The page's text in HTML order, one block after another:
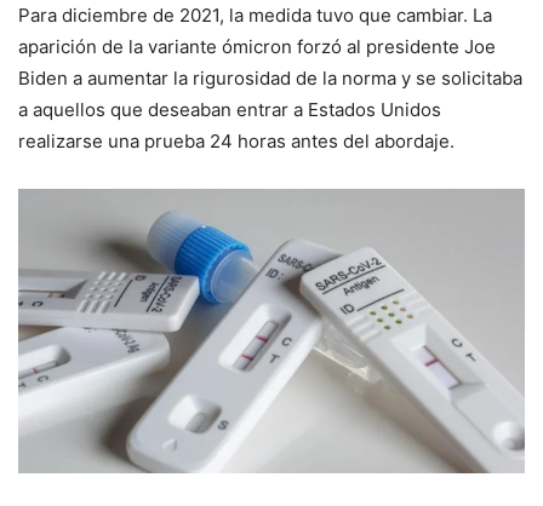
Para diciembre de 2021, la medida tuvo que cambiar. La
aparición de la variante ómicron forzó al presidente Joe
Biden a aumentar la rigurosidad de la norma y se solicitaba
a aquellos que deseaban entrar a Estados Unidos
realizarse una prueba 24 horas antes del abordaje.